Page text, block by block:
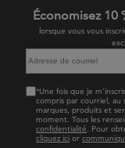
Électroménagers
Tablette de
Rangement d'outils
Pièces
Enregistrez Votre
Politique De Retour
Contactez-Nous
FAQs
Économisez 10
lorsque vous vous
*Une fois que je
compris par courriel, au
marques, produits et
moment. Tous les
confidentialité . Pour
cliquez ici or